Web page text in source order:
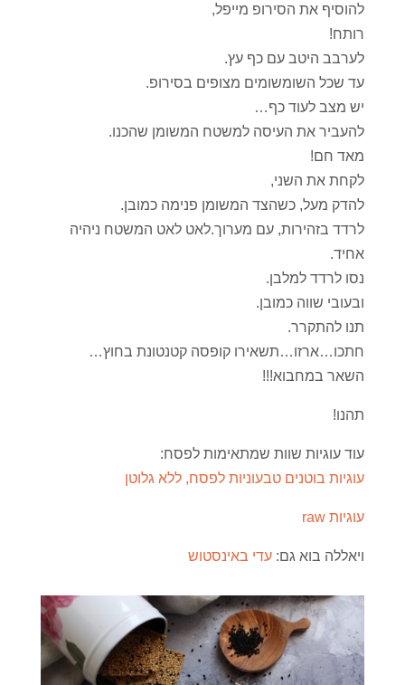
להוסיף את הסירופ מייפל,
רותח!
לערבב היטב עם כף עץ.
עד שכל השומשומים מצופים בסירופ.
יש מצב לעוד כף…
להעביר את העיסה למשטח המשומן שהכנו.
מאד חם!
לקחת את השני,
להדק מעל, כשהצד המשומן פנימה כמובן.
לרדד בזהירות, עם מערוך.לאט לאט המשטח ניהיה
אחיד.
נסו לרדד למלבן.
ובעובי שווה כמובן.
תנו להתקרר.
חתכו…ארזו…תשאירו קופסה קטנטונת בחוץ…
השאר במחבוא!!!
תהנו!
עוד עוגיות שוות שמתאימות לפסח:
עוגיות בוטנים טבעוניות לפסח, ללא גלוטן
עוגיות raw
ויאללה בוא גם: עדי באינסטוש